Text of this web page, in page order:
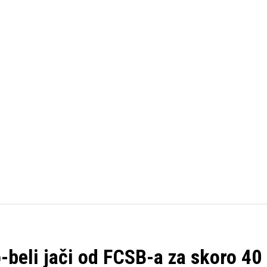
jači od FCSB-a za skoro